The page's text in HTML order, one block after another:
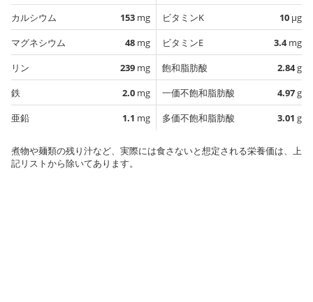
カルシウム
153 mg
マグネシウム
48 mg
リン
239 mg
鉄
2.0 mg
亜鉛
1.1 mg
ビタミンK
10 µg
ビタミンE
3.4mg
飽和脂肪酸
2.84g
一価不飽和脂肪酸
4.97g
多価不飽和脂肪酸
3.01 g
煮物や麺類の残り汁など、実際には食さないと想定される栄養価は、上
記リストから除いてあります。